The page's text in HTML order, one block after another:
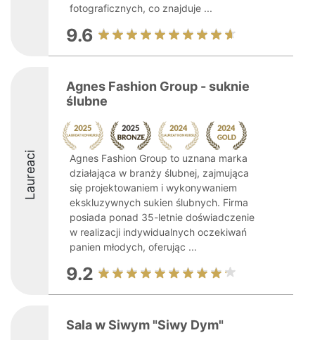
fotograficznych, co znajduje ...
9.6
Laureaci
Agnes Fashion Group - suknie
ślubne
Agnes Fashion Group to uznana marka
działająca w branży ślubnej, zajmująca
się projektowaniem i wykonywaniem
ekskluzywnych sukien ślubnych. Firma
posiada ponad 35-letnie doświadczenie
w realizacji indywidualnych oczekiwań
panien młodych, oferując ...
9.2
Sala w Siwym "Siwy Dym"